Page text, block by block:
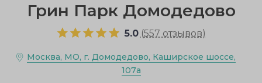
Грин Парк Домодедово
5.0 (557 отзывов)
Москва, МО, г. Домодедово, Каширское шоссе,
107а